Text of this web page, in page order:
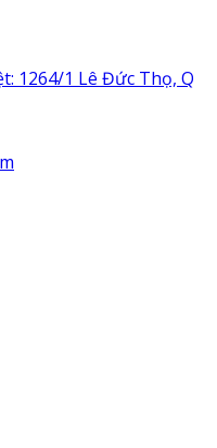
1264/1 Lê Đức Thọ, Q